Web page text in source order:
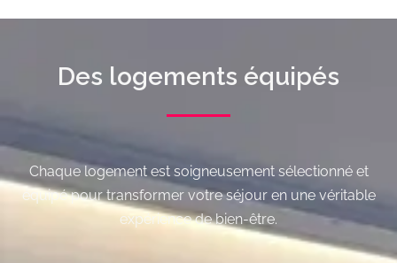
Des logements équipés
Chaque logement est soigneusement sélectionné et
équipé pour transformer votre séjour en une véritable
expérience de bien-être.